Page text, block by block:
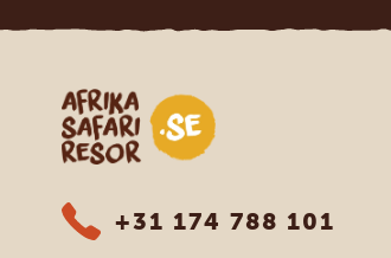
Safari-resor i Afrika
+31 174 788 101